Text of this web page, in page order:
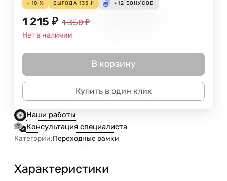
- 10 % ВЫГОДА 135 ₽ +12 БОНУСОВ
1 215 ₽ 1 350 ₽
Нет в наличии
В корзину
Купить в один клик
Наши работы
Консультация специалиста
Категории:Переходные рамки
Характеристики